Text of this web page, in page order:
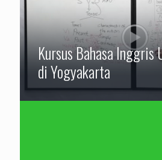
Kursus Bahasa Inggris
di Yogyakarta